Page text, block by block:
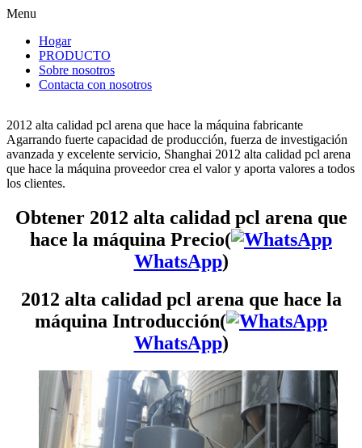
Menu
Hogar
PRODUCTO
Sobre nosotros
Contacta con nosotros
2012 alta calidad pcl arena que hace la máquina fabricante
Agarrando fuerte capacidad de producción, fuerza de investigación
avanzada y excelente servicio, Shanghai 2012 alta calidad pcl arena
que hace la máquina proveedor crea el valor y aporta valores a todos
los clientes.
Obtener 2012 alta calidad pcl arena que
hace la máquina Precio(
WhatsApp)
2012 alta calidad pcl arena que hace la
máquina Introducción(
WhatsApp)